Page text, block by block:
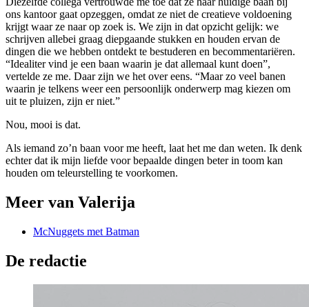
ons kantoor gaat opzeggen, omdat ze niet de creatieve voldoening
krijgt waar ze naar op zoek is. We zijn in dat opzicht gelijk: we
schrijven allebei graag diepgaande stukken en houden ervan de
dingen die we hebben ontdekt te bestuderen en becommentariëren.
“Idealiter vind je een baan waarin je dat allemaal kunt doen”,
vertelde ze me. Daar zijn we het over eens. “Maar zo veel banen
waarin je telkens weer een persoonlijk onderwerp mag kiezen om
uit te pluizen, zijn er niet.”
Nou, mooi is dat.
Als iemand zo’n baan voor me heeft, laat het me dan weten. Ik denk
echter dat ik mijn liefde voor bepaalde dingen beter in toom kan
houden om teleurstelling te voorkomen.
Meer van Valerija
McNuggets met Batman
De redactie